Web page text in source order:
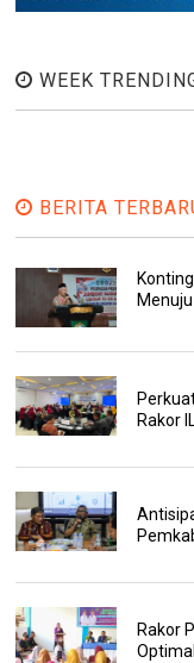
WEEK
BERITA
Rakor
Rakor